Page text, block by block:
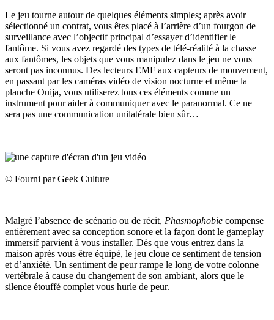
Le jeu tourne autour de quelques éléments simples; après avoir
sélectionné un contrat, vous êtes placé à l’arrière d’un fourgon de
surveillance avec l’objectif principal d’essayer d’identifier le
fantôme. Si vous avez regardé des types de télé-réalité à la chasse
aux fantômes, les objets que vous manipulez dans le jeu ne vous
seront pas inconnus. Des lecteurs EMF aux capteurs de mouvement,
en passant par les caméras vidéo de vision nocturne et même la
planche Ouija, vous utiliserez tous ces éléments comme un
instrument pour aider à communiquer avec le paranormal. Ce ne
sera pas une communication unilatérale bien sûr…
© Fourni par Geek Culture
Malgré l’absence de scénario ou de récit, Phasmophobie compense
entièrement avec sa conception sonore et la façon dont le gameplay
immersif parvient à vous installer. Dès que vous entrez dans la
maison après vous être équipé, le jeu cloue ce sentiment de tension
et d’anxiété. Un sentiment de peur rampe le long de votre colonne
vertébrale à cause du changement de son ambiant, alors que le
silence étouffé complet vous hurle de peur.